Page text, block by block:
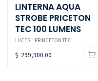
LINTERNA AQUA
STROBE PRICETON
TEC 100 LUMENS
LUCES PRINCETON TEC
$ 299,900.00